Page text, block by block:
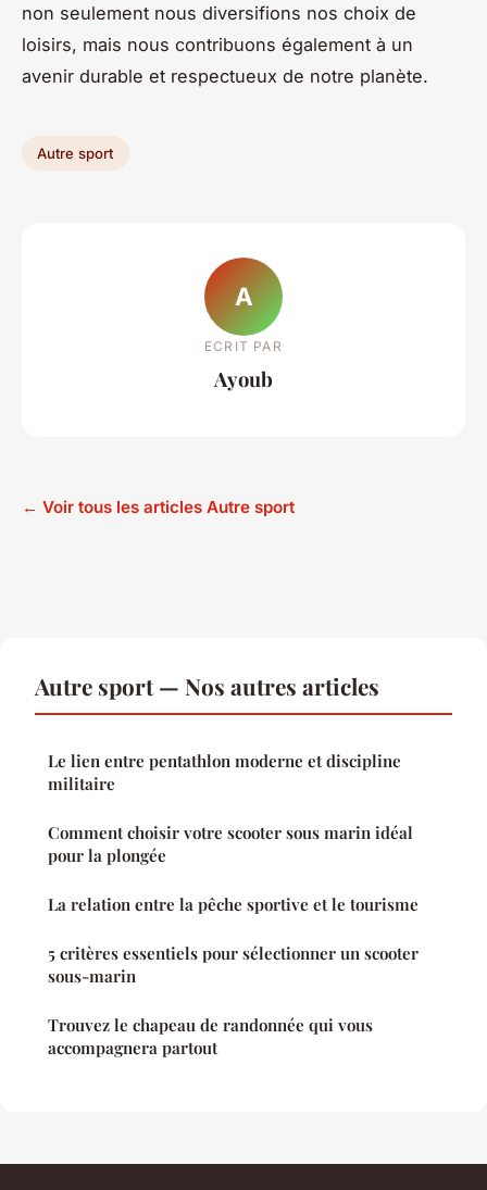
non seulement nous diversifions nos choix de
loisirs, mais nous contribuons également à un
avenir durable et respectueux de notre planète.
Autre sport
A
ECRIT PAR
Ayoub
← Voir tous les articles Autre sport
Autre sport — Nos autres articles
Le lien entre pentathlon moderne et discipline
militaire
Comment choisir votre scooter sous marin idéal
pour la plongée
La relation entre la pêche sportive et le tourisme
5 critères essentiels pour sélectionner un scooter
sous-marin
Trouvez le chapeau de randonnée qui vous
accompagnera partout